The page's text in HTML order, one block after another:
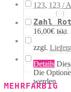
123, 123 /
Zahl Rot
16,00€ Inkl.
zzgl.
Details
Die
werden
( )
Grüntöne (0)
Brauntöne (0)
Schwarztöne (
MEHRFARBIG